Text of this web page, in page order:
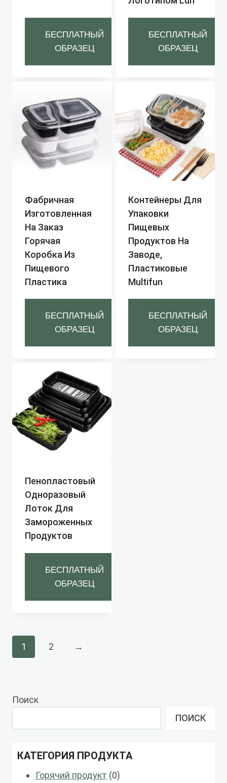
БЕСПЛАТНЫЙ
ОБРАЗЕЦ
БЕСПЛАТНЫЙ
ОБРАЗЕЦ
Фабричная
Изготовленная
На Заказ
Горячая
Коробка Из
Пищевого
Пластика
БЕСПЛАТНЫЙ
ОБРАЗЕЦ
Контейнеры Для
Упаковки
Пищевых
Продуктов На
Заводе,
Пластиковые
Multifun
БЕСПЛАТНЫЙ
ОБРАЗЕЦ
Пенопластовый
Одноразовый
Лоток Для
Замороженных
Продуктов
БЕСПЛАТНЫЙ
ОБРАЗЕЦ
1 2 →
Поиск
ПОИСК
КАТЕГОРИЯ ПРОДУКТА
Горячий продукт 00